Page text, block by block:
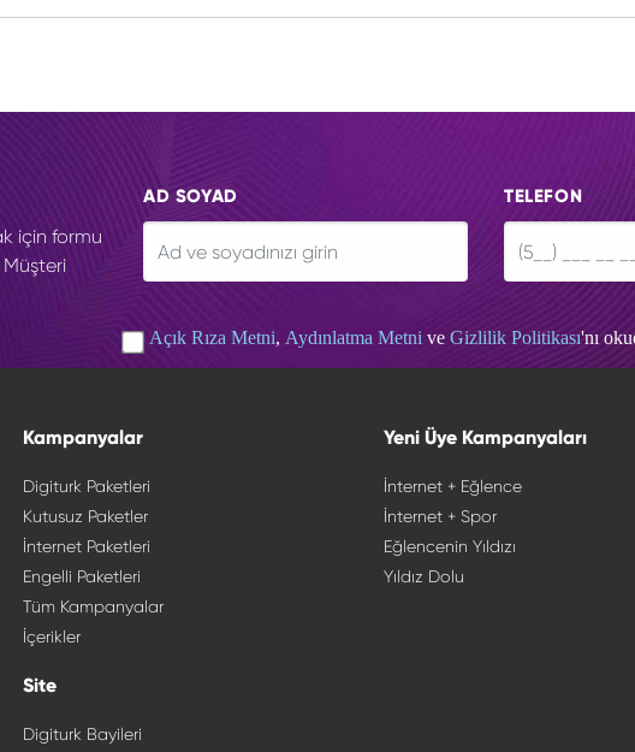
için formu
AD SOYAD TELEFON
Açık Rıza Metni, Aydınlatma Metni ve Gizlilik Politikası'nı
Kampanyalar
Digiturk Paketleri
Kutusuz Paketler
İnternet Paketleri
Engelli Paketleri
Tüm Kampanyalar
İçerikler
Site
Digiturk Bayileri
Yeni Üye Kampanyaları
İnternet + Eğlence
İnternet + Spor
Eğlencenin Yıldızı
Yıldız Dolu